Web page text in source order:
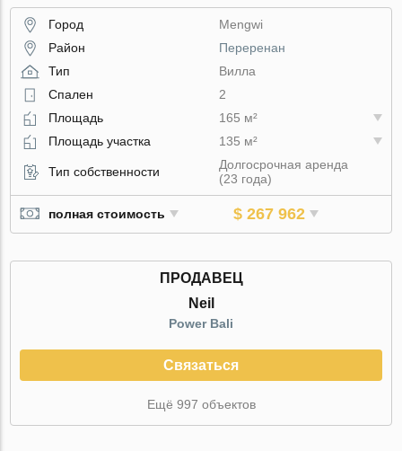
Город
Mengwi
Район
Переренан
Тип
Вилла
Спален
2
Площадь
165 м²
Площадь участка
135 м²
Тип собственности
Долгосрочная аренда
(23 года)
полная стоимость $ 267 962
ПРОДАВЕЦ
Neil
Power Bali
Связаться
Ещё 997 объектов